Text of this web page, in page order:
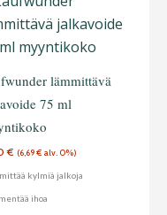
lämmittävä
75 ml
€ (6,69€ alv. 0%)
kylmiä jalkoja
ihoa